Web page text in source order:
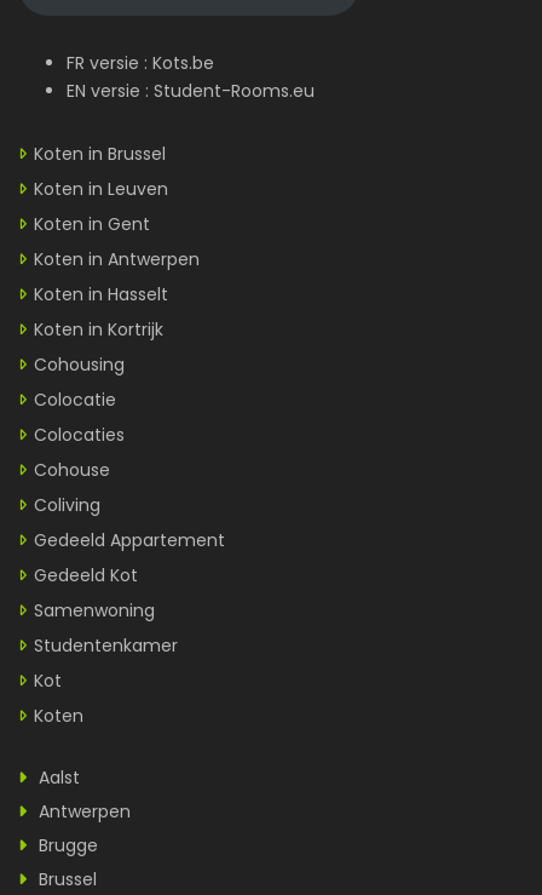
FR versie : Kots.be
EN versie : Student-Rooms.eu
Koten in Brussel
Koten in Leuven
Koten in Gent
Koten in Antwerpen
Koten in Hasselt
Koten in Kortrijk
Cohousing
Colocatie
Colocaties
Cohouse
Coliving
Gedeeld Appartement
Gedeeld Kot
Samenwoning
Studentenkamer
Kot
Koten
Aalst
Antwerpen
Brugge
Brussel